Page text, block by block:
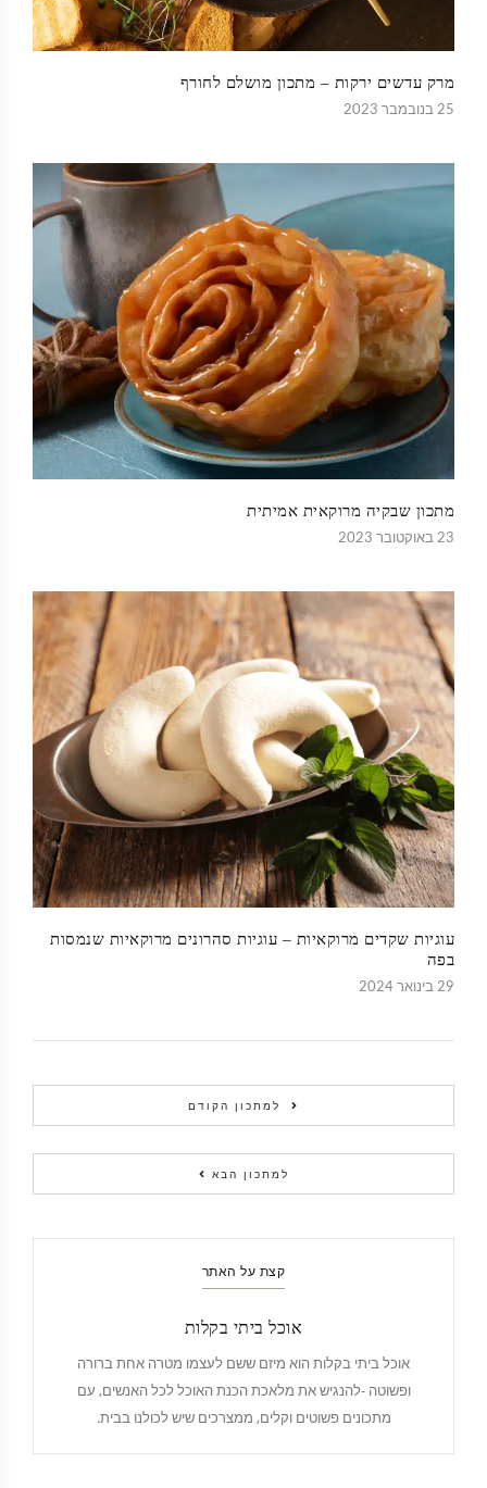
מרק עדשים ירקות – מתכון מושלם לחורף
25 בנובמבר 2023
מתכון שבקיה מרוקאית אמיתית
23 באוקטובר 2023
עוגיות שקדים מרוקאיות – עוגיות סהרונים מרוקאיות שנמסות
בפה
29 בינואר 2024
למתכון הקודם
למתכון הבא
קצת על האתר
אוכל ביתי בקלות
אוכל ביתי בקלות הוא מיזם ששם לעצמו מטרה אחת ברורה
ופשוטה -להנגיש את מלאכת הכנת האוכל לכל האנשים, עם
מתכונים פשוטים וקלים, ממצרכים שיש לכולנו בבית.